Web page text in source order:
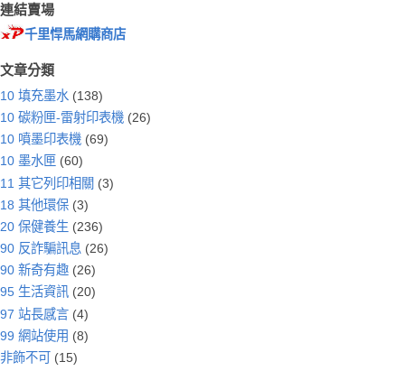
連結賣場
千里悍馬網購商店
文章分類
10 填充墨水 (138)
10 碳粉匣-雷射印表機 (26)
10 噴墨印表機 (69)
10 墨水匣 (60)
11 其它列印相關 (3)
18 其他環保 (3)
20 保健養生 (236)
90 反詐騙訊息 (26)
90 新奇有趣 (26)
95 生活資訊 (20)
97 站長感言 (4)
99 網站使用 (8)
非飾不可
(15)